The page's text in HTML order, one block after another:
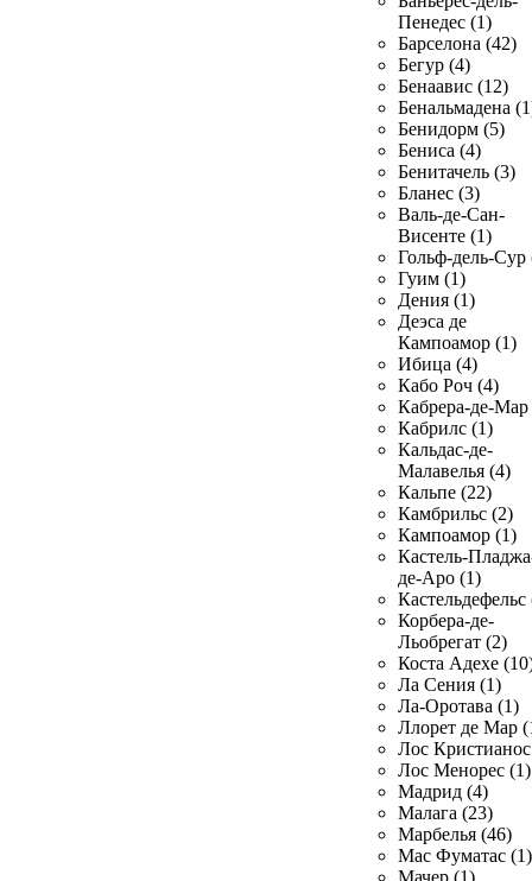
Пенедес (1)
Барселона (42)
Бегур (4)
Бенаавис (12)
Бенальмадена
Бенидорм (5)
Бениса (4)
Бенитачель (3)
Бланес (3)
Валь-де-Сан-
Висенте (1)
Гольф-дель-Сур
Гуим (1)
Дения (1)
Деэса де
Кампоамор (1)
Ибица (4)
Кабо Роч (4)
Кабрера-де-Мар
Кабрилс (1)
Кальдас-де-
Малавелья (4)
Кальпе (22)
Камбрильс (2)
Кампоамор (1)
Кастель-
де-Аро (1)
Кастельдефельс
Корбера-де-
Льобрегат (2)
Коста Адехе
Ла Сения (1)
Ла-Оротава (1)
Ллорет де Мар
Лос
Лос Менорес (1)
Мадрид (4)
Малага (23)
Марбелья (46)
Мас Фуматас (1)
Мачер (1)